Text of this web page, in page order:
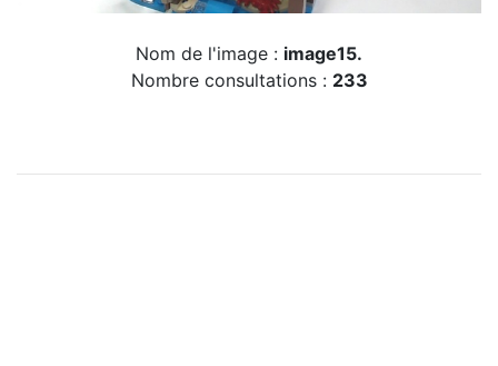
Nom de l'image : image15.
Nombre consultations : 233